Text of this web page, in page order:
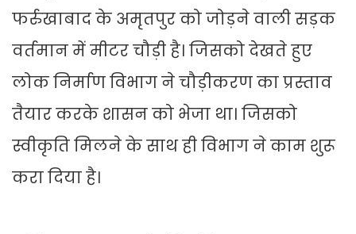
फर्रुखाबाद के अमृतपुर को जोड़ने वाली सड़क
वर्तमान में मीटर चौड़ी है। जिसको देखते हुए
लोक निर्माण विभाग ने चौड़ीकरण का प्रस्ताव
तैयार करके शासन को भेजा था। जिसको
स्वीकृति मिलने के साथ ही विभाग ने काम शुरू
करा दिया है।